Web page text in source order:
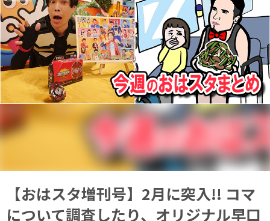
【おはスタ増刊号】2月に突入!! コマ
について調査したり、オリジナル早口